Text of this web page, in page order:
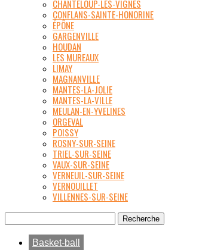
CHANTELOUP-LES-VIGNES
CONFLANS-SAINTE-HONORINE
ÉPÔNE
GARGENVILLE
HOUDAN
LES MUREAUX
LIMAY
MAGNANVILLE
MANTES-LA-JOLIE
MANTES-LA-VILLE
MEULAN-EN-YVELINES
ORGEVAL
POISSY
ROSNY-SUR-SEINE
TRIEL-SUR-SEINE
VAUX-SUR-SEINE
VERNEUIL-SUR-SEINE
VERNOUILLET
VILLENNES-SUR-SEINE
Basket-ball